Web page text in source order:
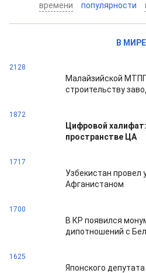
времени популярности
В МИРЕ
2128
Малайзийской
строительству
1872
Цифровой
пространстве ЦА
1717
Узбекистан провел
Афганистаном
1700
В КР появился
дипотношений с
1625
Японского